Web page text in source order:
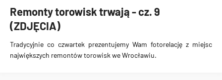
Remonty torowisk trwają - cz. 9
(ZDJĘCIA)
Tradycyjnie co czwartek prezentujemy Wam fotorelację z miejsc
największych remontów torowisk we Wrocławiu.